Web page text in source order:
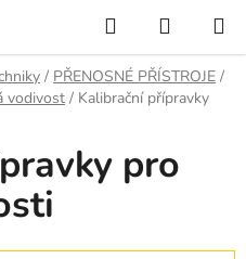
Hledat
KOŠÍK
/ PŘENOSNÉ PŘÍSTROJE /
vodivost / Kalibrační přípravky
pro